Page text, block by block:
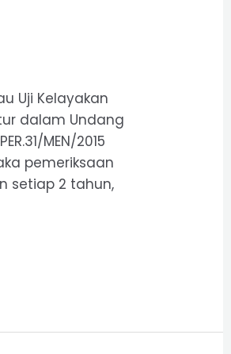
Uji Kelayakan
dalam Undang
MEN/2015
pemeriksaan
setiap 2 tahun,